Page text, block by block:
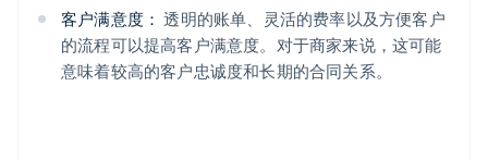
客户满意度： 透明的账单、灵活的费率以及方便客户
的流程可以提高客户满意度。对于商家来说，这可能
意味着较高的客户忠诚度和长期的合同关系。